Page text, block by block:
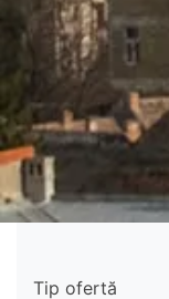
Tip ofertă